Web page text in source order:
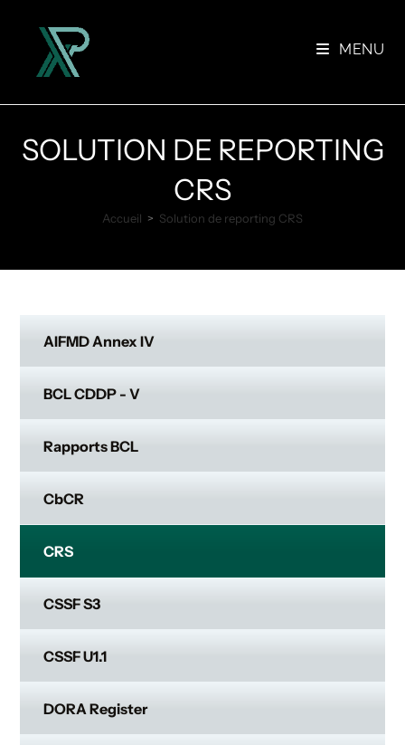
MENU
SOLUTION DE REPORTING
CRS
Accueil > Solution de reporting CRS
AIFMD Annex IV
BCL CDDP - V
Rapports BCL
CbCR
CRS
CSSF S3
CSSF U1.1
DORA Register